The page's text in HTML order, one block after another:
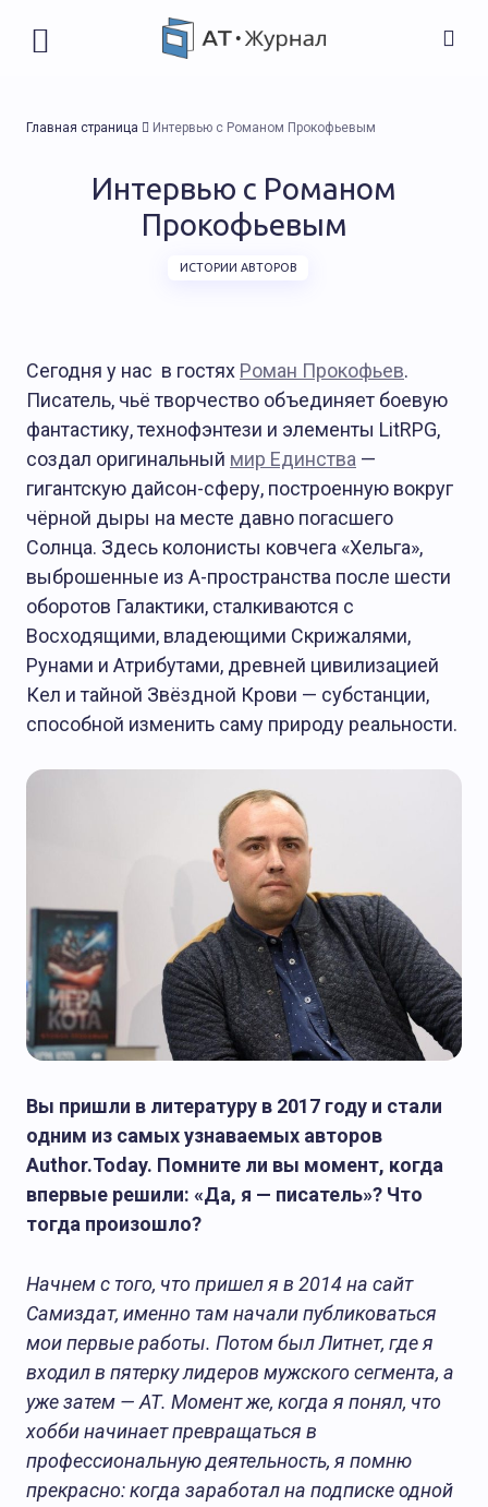
О Журнале АТ
Редакция 04.02.2025
Главная страница Интервью с Романом Прокофьевым
Интервью с Романом
Прокофьевым
ИСТОРИИ АВТОРОВ
Сегодня у нас в гостях Роман Прокофьев.
Писатель, чьё творчество объединяет боевую
фантастику, технофэнтези и элементы LitRPG,
создал оригинальный мир Единства —
гигантскую дайсон-сферу, построенную вокруг
чёрной дыры на месте давно погасшего
Солнца. Здесь колонисты ковчега «Хельга»,
выброшенные из А-пространства после шести
оборотов Галактики, сталкиваются с
Восходящими, владеющими Скрижалями,
Рунами и Атрибутами, древней цивилизацией
Кел и тайной Звёздной Крови — субстанции,
способной изменить саму природу реальности.
Вы пришли в литературу в 2017 году и стали
одним из самых узнаваемых авторов
Author.Today. Помните ли вы момент, когда
впервые решили: «Да, я — писатель»? Что
тогда произошло?
Начнем с того, что пришел я в 2014 на сайт
Самиздат, именно там начали публиковаться
мои первые работы. Потом был Литнет, где я
входил в пятерку лидеров мужского сегмента, а
уже затем — АТ. Момент же, когда я понял, что
хобби начинает превращаться в
профессиональную деятельность, я помню
прекрасно: когда заработал на подписке одной